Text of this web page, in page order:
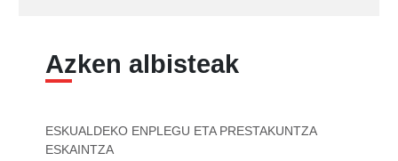
Azken albisteak
ESKUALDEKO ENPLEGU ETA PRESTAKUNTZA
ESKAINTZA